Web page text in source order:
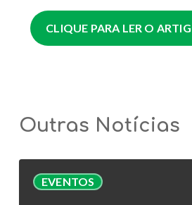
CLIQUE PARA LER O
Outras Notícias
EVENTOS
AlgaValor